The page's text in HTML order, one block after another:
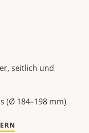
seitlich und
(Ø 184–198 mm)